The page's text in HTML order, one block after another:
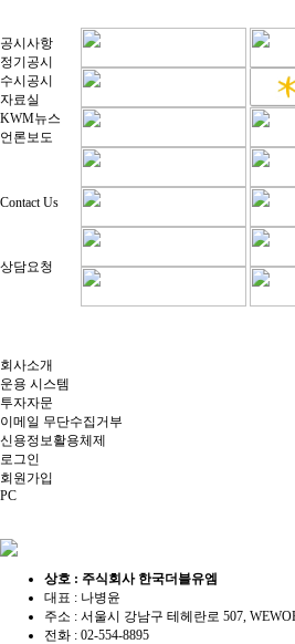
공시사항
정기공시
수시공시
자료실
KWM뉴스
언론보도
Contact Us
상담요청
회사소개
운용 시스템
투자자문
이메일 무단수집거부
신용정보활용체제
로그인
회원가입
PC
상호 : 주식회사 한국더블유엠
대표 : 나병윤
주소 : 서울시 강남구 테헤란로 507,
전화 : 02-554-8895